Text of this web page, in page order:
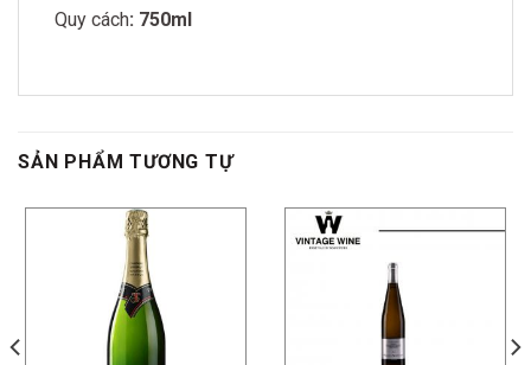
Quy cách: 750ml
SẢN PHẨM TƯƠNG TỰ